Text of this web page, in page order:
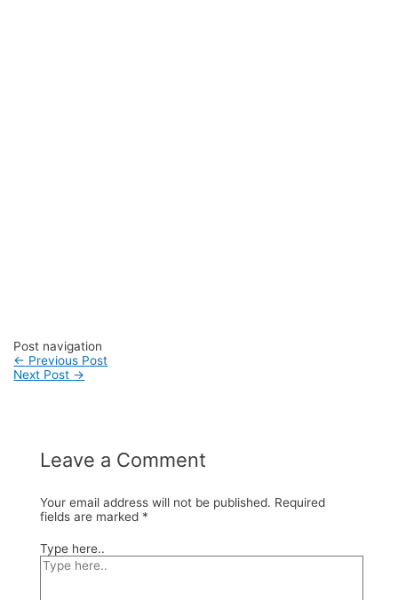
Post navigation
← Previous Post
Next Post →
Leave a Comment
Your email address will not be published. Required
fields are marked *
Type here..